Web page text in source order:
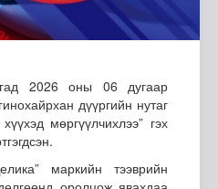
2026 оны 06 дугаар
дүүргийн нутаг
мөргүүлчихлээ” гэх
маркийн тээврийн